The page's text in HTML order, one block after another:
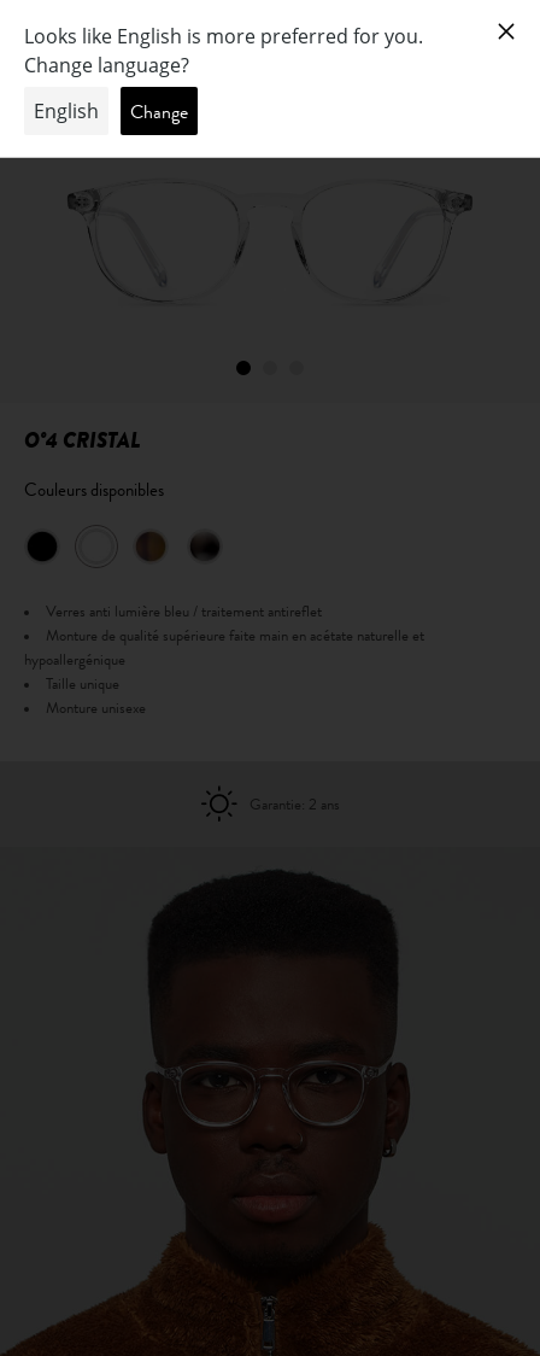
O°4 CRISTAL
Couleurs disponibles
Verres anti lumière bleu / traitement antireflet
Monture de qualité supérieure faite main en acétate naturelle et
hypoallergénique
Taille unique
Monture unisexe
Garantie: 2 ans